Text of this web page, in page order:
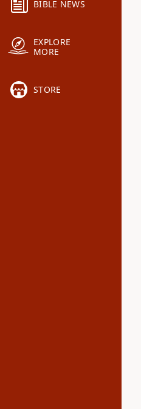
BIBLE NEWS
EXPLORE
MORE
STORE